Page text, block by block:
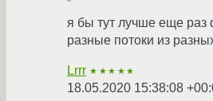
я бы тут лучше еще раз
разные потоки из
Lrrr ★★★★★
18.05.2020 15:38:08